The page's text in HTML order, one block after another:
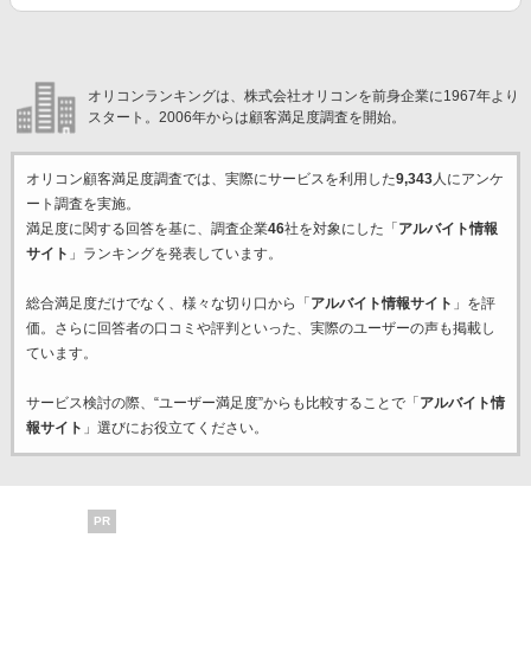
オリコンランキングは、株式会社オリコンを前身企業に1967年より
スタート。2006年からは顧客満足度調査を開始。
オリコン顧客満足度調査では、実際にサービスを利用した9,343人にアンケ
ート調査を実施。
満足度に関する回答を基に、調査企業46社を対象にした「 アルバイト情報
サイト 」ランキングを発表しています。
総合満足度だけでなく、様々な切り口から「 アルバイト情報サイト 」を評
価。さらに回答者の口コミや評判といった、実際のユーザーの声も掲載し
ています。
サービス検討の際、“ユーザー満足度”からも比較することで「 アルバイト情
報サイト 」選びにお役立てください。
PR